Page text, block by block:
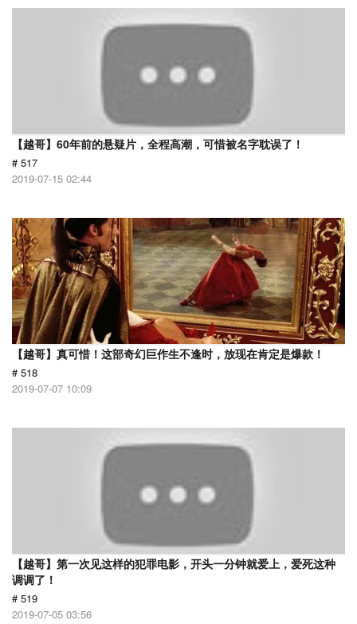
【越哥】60年前的悬疑片，全程高潮，可惜被名字耽误了！
# 517
2019-07-15 02:44
【越哥】真可惜！这部奇幻巨作生不逢时，放现在肯定是爆款！
# 518
2019-07-07 10:09
【越哥】第一次见这样的犯罪电影，开头一分钟就爱上，爱死这种
调调了！
# 519
2019-07-05 03:56